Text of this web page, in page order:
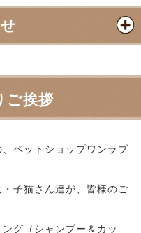
ご挨拶
ペットショップワンラブ
子猫さん達が、皆様のご
グ（シャンプー＆カッ